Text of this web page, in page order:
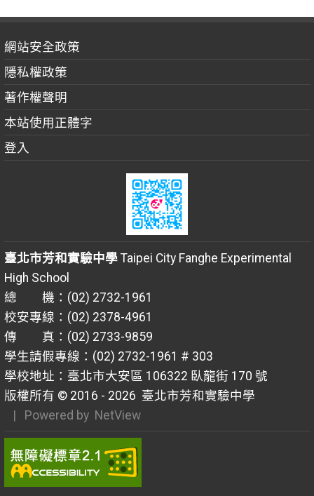
網站安全政策
隱私權政策
著作權聲明
本站使用正體字
登入
臺北市芳和實驗中學Taipei City Fanghe Experimental
High School
總 機：(02) 2732-1961
校安專線：(02) 2378-4961
傳 真：(02) 2733-9859
學生請假專線：(02) 2732-1961 # 303
學校地址：臺北市大安區 106322 臥龍街 170 號
版權所有 © 2016 - 2026 臺北市芳和實驗中學
| Powered by NetView